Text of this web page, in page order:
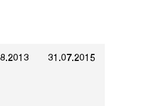
31.07.2015